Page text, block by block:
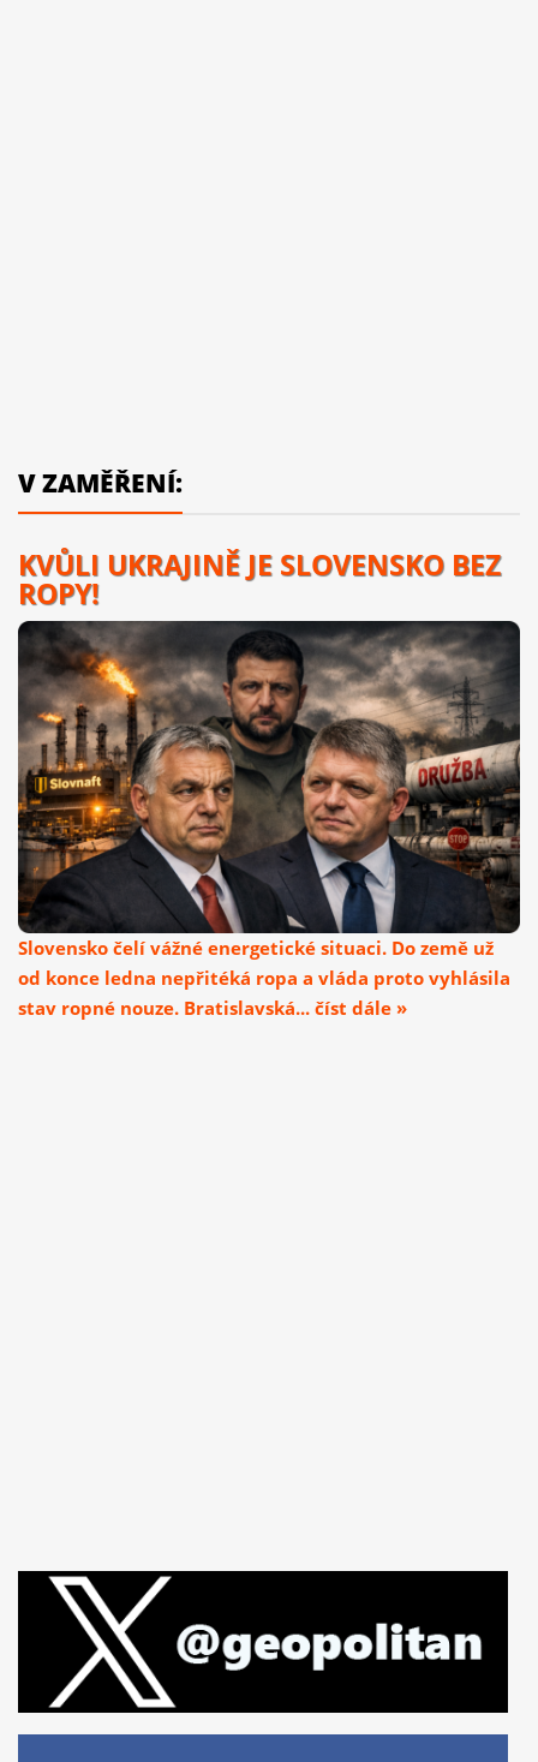
V ZAMĚŘENÍ:
KVŮLI UKRAJINĚ JE SLOVENSKO BEZ
ROPY!
Slovensko čelí vážné energetické situaci. Do země už
od konce ledna nepřitéká ropa a vláda proto vyhlásila
stav ropné nouze. Bratislavská... číst dále »